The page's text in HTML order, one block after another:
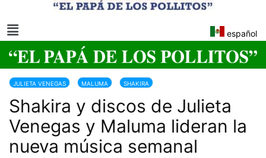
español
JULIETA VENEGAS MALUMA SHAKIRA
Shakira y discos de Julieta
Venegas y Maluma lideran la
nueva música semanal